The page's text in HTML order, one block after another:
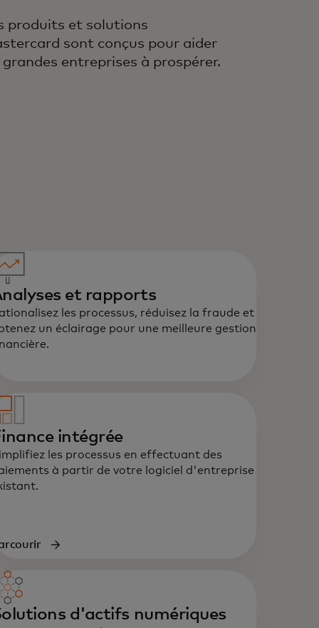
produits et solutions
sont conçus pour aider
grandes entreprises à prospérer.
et rapports
les processus, réduisez la fraude et
un éclairage pour une meilleure gestion
intégrée
les processus en effectuant des
à partir de votre logiciel d'entreprise
d'actifs numériques